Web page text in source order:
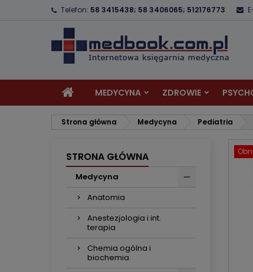
Telefon: 58 3415438; 58 3406065; 512176773
MEDYCYNA ZDROWIE
Strona główna Medycyna Pediatria
STRONA GŁÓWNA
Medycyna
Anatomia
Anestezjologia i int.
terapia
Chemia ogólna i
biochemia